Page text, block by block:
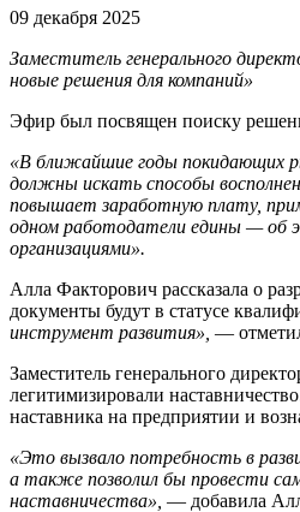
09 декабря 2025
Заместитель генерального
новые решения для компаний»
Эфир был посвящен поиску
«В ближайшие годы покидающих
должны искать способы
повышает заработную плату,
одном работодатели едины — об
организациями».
Алла Факторович рассказала о
документы будут в статусе
инструмент развития», —
Заместитель генерального
легитимизировали
наставника на предприятии и
«Это вызвало потребность в
а также позволил бы провести
наставничества», — добавила